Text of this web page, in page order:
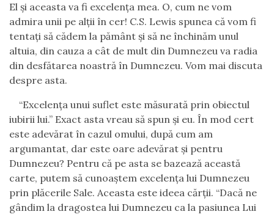
El şi aceasta va fi excelenţa mea. O, cum ne vom
admira unii pe alţii în cer! C.S. Lewis spunea că vom fi
tentaţi să cădem la pământ şi să ne închinăm unul
altuia, din cauza a cât de mult din Dumnezeu va radia
din desfătarea noastră în Dumnezeu. Vom mai discuta
despre asta.
“Excelenţa unui suflet este măsurată prin obiectul
iubirii lui.” Exact asta vreau să spun şi eu. În mod cert
este adevărat în cazul omului, după cum am
argumantat, dar este oare adevărat şi pentru
Dumnezeu? Pentru că pe asta se bazează această
carte, putem să cunoaştem excelenţa lui Dumnezeu
prin plăcerile Sale. Aceasta este ideea cărţii. “Dacă ne
gândim la dragostea lui Dumnezeu ca la pasiunea Lui